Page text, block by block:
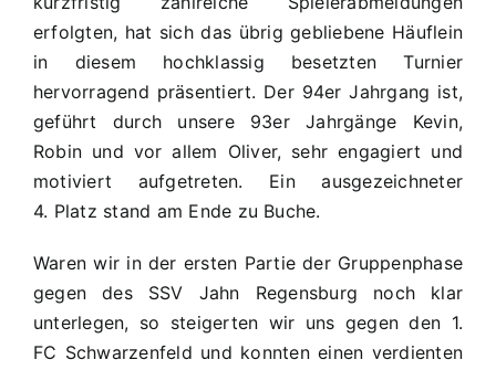
erfolgten, hat sich das übrig gebliebene Häuflein
in diesem hochklassig besetzten Turnier
hervorragend präsentiert. Der 94er Jahrgang ist,
geführt durch unsere 93er Jahrgänge Kevin,
Robin und vor allem Oliver, sehr engagiert und
motiviert aufgetreten. Ein ausgezeichneter
4. Platz stand am Ende zu Buche.
Waren wir in der ersten Partie der Gruppenphase
gegen des SSV Jahn Regensburg noch klar
unterlegen, so steigerten wir uns gegen den 1.
FC Schwarzenfeld und konnten einen verdienten